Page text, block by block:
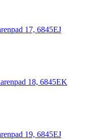
17, 6845EJ
18, 6845EK
19, 6845EJ